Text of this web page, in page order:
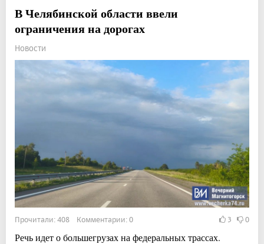
В Челябинской области ввели
ограничения на дорогах
Новости
Прочитали: 408 Комментарии: 0 3 0
Речь идет о большегрузах на федеральных трассах.